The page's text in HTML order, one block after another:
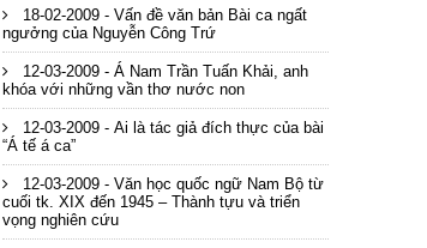
18-02-2009 - Vấn đề văn bản Bài ca ngất
ngưởng của Nguyễn Công Trứ
12-03-2009 - Á Nam Trần Tuấn Khải, anh
khóa với những vần thơ nước non
12-03-2009 - Ai là tác giả đích thực của bài
“Á tế á ca”
12-03-2009 - Văn học quốc ngữ Nam Bộ từ
cuối tk. XIX đến 1945 – Thành tựu và triển
vọng nghiên cứu